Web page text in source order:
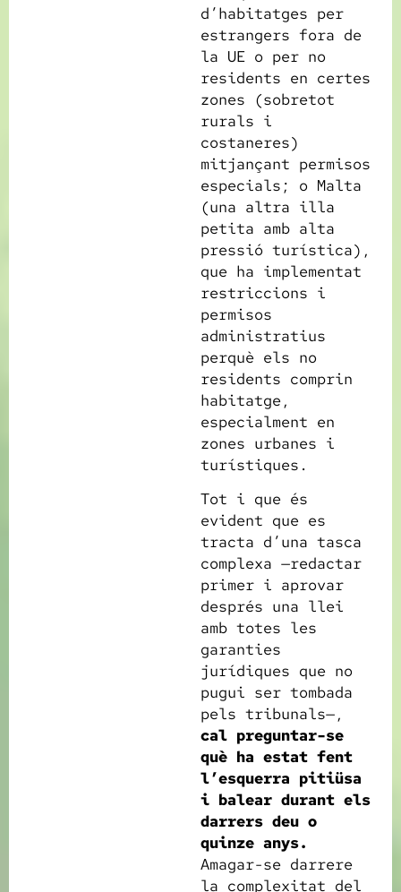
d’habitatges per
estrangers fora de
la UE o per no
residents en certes
zones (sobretot
rurals i
costaneres)
mitjançant permisos
especials; o Malta
(una altra illa
petita amb alta
pressió turística),
que ha implementat
restriccions i
permisos
administratius
perquè els no
residents comprin
habitatge,
especialment en
zones urbanes i
turístiques.
Tot i que és
evident que es
tracta d’una tasca
complexa —redactar
primer i aprovar
després una llei
amb totes les
garanties
jurídiques que no
pugui ser tombada
pels tribunals—,
cal preguntar-se
què ha estat fent
l’esquerra pitiüsa
i balear durant els
darrers deu o
quinze anys.
Amagar-se darrere
la complexitat del